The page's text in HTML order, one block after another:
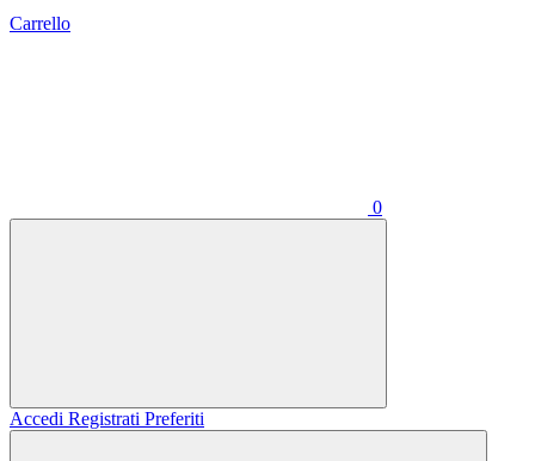
Carrello
0
Accedi Registrati Preferiti